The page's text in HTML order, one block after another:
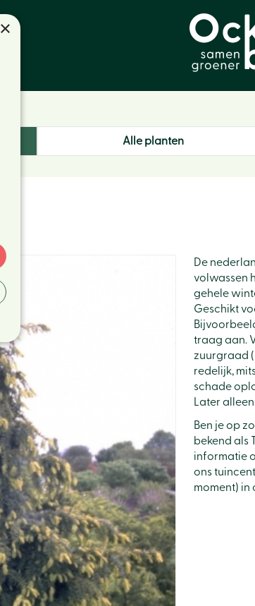
Alle planten
De
volwassen
gehele
Geschikt
traag aan.
zuurgraad
redelijk,
schade
Later
Ben je op
bekend als
informatie
ons
moment) in
×